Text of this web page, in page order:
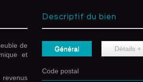
de
et
revenus
descriptif du bien
Général Détails +
Code postal